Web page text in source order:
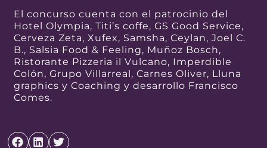
El concurso cuenta con el patrocinio del
Hotel Olympia, Titi’s coffe, GS Good Service,
Cerveza Zeta, Xufex, Samsha, Ceylan, Joel C.
B., Salsia Food & Feeling, Muñoz Bosch,
Ristorante Pizzeria il Vulcano, Imperdible
Colón, Grupo Villarreal, Carnes Oliver, Lluna
graphics y Coaching y desarrollo Francisco
Comes.